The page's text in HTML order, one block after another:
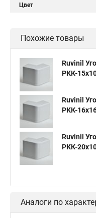
Цвет
Похожие товары
Ruvinil
РКК-
Ruvinil
РКК-
Ruvinil
РКК-
Аналоги по